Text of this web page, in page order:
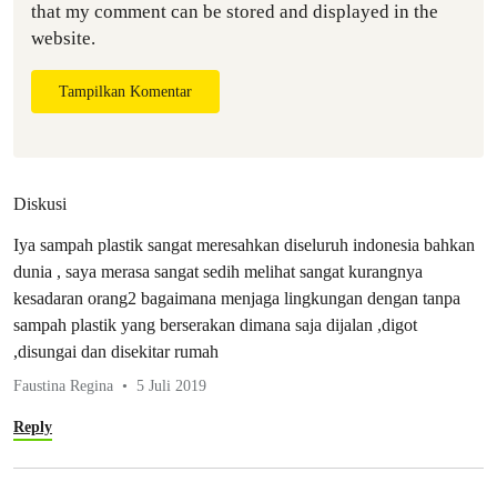
that my comment can be stored and displayed in the
website.
Tampilkan Komentar
Diskusi
Iya sampah plastik sangat meresahkan diseluruh indonesia bahkan
dunia , saya merasa sangat sedih melihat sangat kurangnya
kesadaran orang2 bagaimana menjaga lingkungan dengan tanpa
sampah plastik yang berserakan dimana saja dijalan ,digot
,disungai dan disekitar rumah
Faustina Regina 5 Juli 2019
Reply